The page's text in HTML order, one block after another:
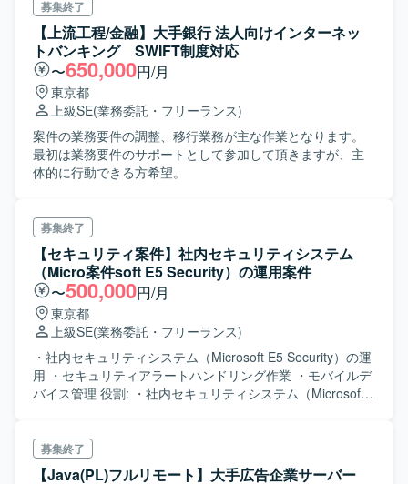
募集終了
【上流工程/金融】大手銀行 法人向けインターネッ
トバンキング SWIFT制度対応
〜650,000円/月
東京都
上級SE(業務委託・フリーランス)
案件の業務要件の調整、移行業務が主な作業となります。
最初は業務要件のサポートとして参加して頂きますが、主
体的に行動できる方希望。
募集終了
【セキュリティ案件】社内セキュリティシステム
（Micro案件soft E5 Security）の運用案件
〜500,000円/月
東京都
上級SE(業務委託・フリーランス)
・社内セキュリティシステム（Microsoft E5 Security）の運
用 ・セキュリティアラートハンドリング作業 ・モバイルデ
バイス管理 役割: ・社内セキュリティシステム（Microsoft
いた脆弱性管理 - AzureADの設計/構築（条件付きアクセ
ス等） ・セキュリティアラートハンドリング作業（社内シ
募集終了
【Java(PL)フルリモート】大手広告企業サーバー